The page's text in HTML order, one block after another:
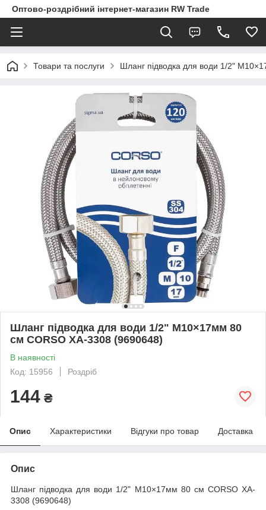
Оптово-роздрібний інтернет-магазин RW Trade
Товари та послуги Шланг підводка для води 1/2"
Шланг підводка для води 1/2" М10×17мм 80
см CORSO XA-3308 (9690648)
В наявності
Код: 15956
Роздріб
144 ₴
Опис Характеристики Відгуки про товар Доставка
Опис
Шланг підводка для води 1/2" М10×17мм 80 см CORSO XA-
3308 (9690648)